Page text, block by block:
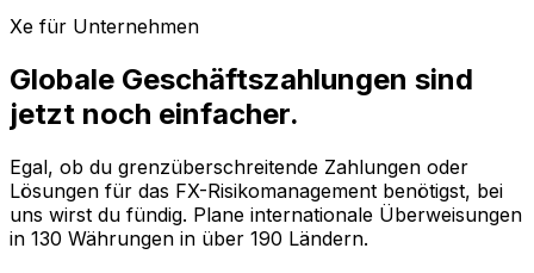
Xe für Unternehmen
Globale Geschäftszahlungen sind
jetzt noch einfacher.
Egal, ob du grenzüberschreitende Zahlungen oder
Lösungen für das FX-Risikomanagement benötigst, bei
uns wirst du fündig. Plane internationale Überweisungen
in 130 Währungen in über 190 Ländern.